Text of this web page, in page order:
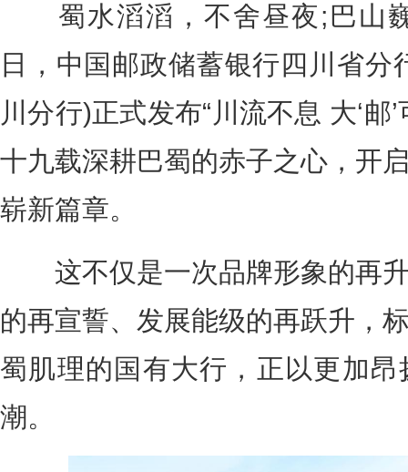
蜀水滔滔，不舍昼夜;巴山
日，中国邮政储蓄银行四川省分
川分行)正式发布“川流不息 大‘邮
十九载深耕巴蜀的赤子之心，开
崭新篇章。
这不仅是一次品牌形象的再升
的再宣誓、发展能级的再跃升，
蜀肌理的国有大行，正以更加
潮。